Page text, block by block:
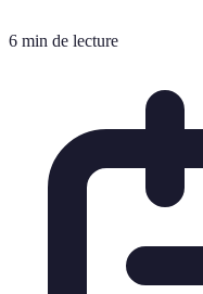
6 min de lecture